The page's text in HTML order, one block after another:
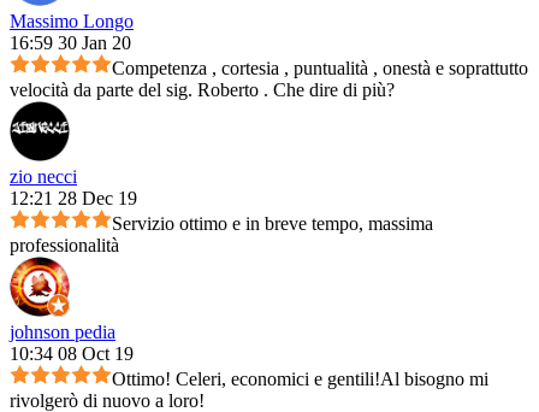
Massimo Longo
16:59 30 Jan 20
Competenza , cortesia , puntualità , onestà e soprattutto
velocità da parte del sig. Roberto . Che dire di più?
zio necci
12:21 28 Dec 19
Servizio ottimo e in breve tempo, massima
professionalità
johnson pedia
10:34 08 Oct 19
Ottimo! Celeri, economici e gentili!Al bisogno mi
rivolgerò di nuovo a loro!